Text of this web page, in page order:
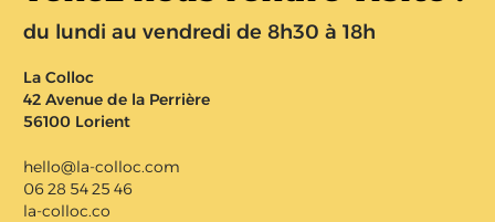
du lundi au vendredi de 8h30 à 18h
La Colloc
42 Avenue de la Perrière
56100 Lorient
hello@la-colloc.com
06 28 54 25 46
la-colloc.co